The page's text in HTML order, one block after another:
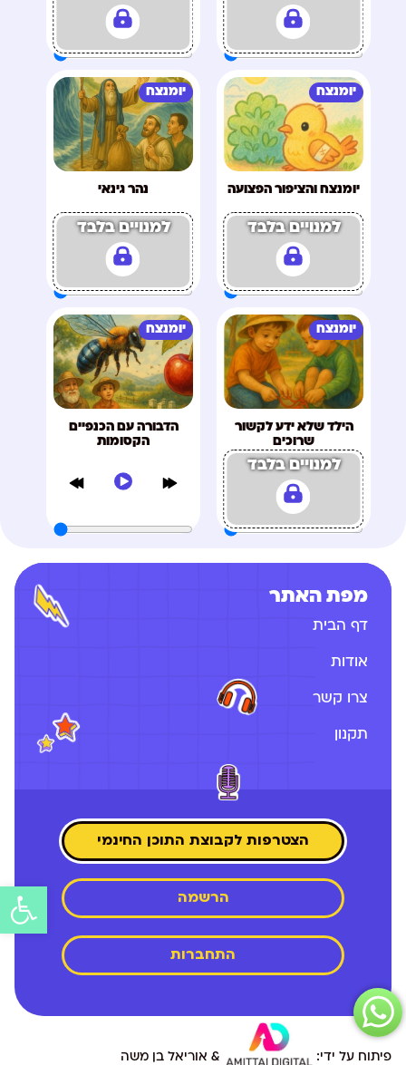
יומנצח
יומנצח והציפור הפצועה
למנויים בלבד
יומנצח
נהר גינאי
למנויים בלבד
יומנצח
הילד שלא ידע לקשור
שרוכים
למנויים בלבד
יומנצח
הדבורה עם הכנפיים
הקסומות
מפת האתר
דף הבית
אודות
צרו קשר
תקנון
הצטרפות לקבוצת התוכן החינמי
הרשמה
התחברות
פיתוח על ידי: & אוריאל בן משה